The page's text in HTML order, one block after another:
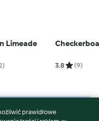
Limeade
3.8 (9)
prawidłowe